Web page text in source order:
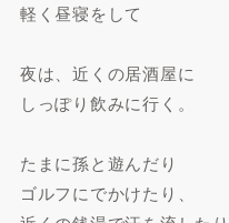
軽く昼寝をして
夜は、近くの居酒屋に
しっぽり飲みに行く。
たまに孫と遊んだり
ゴルフにでかけたり、